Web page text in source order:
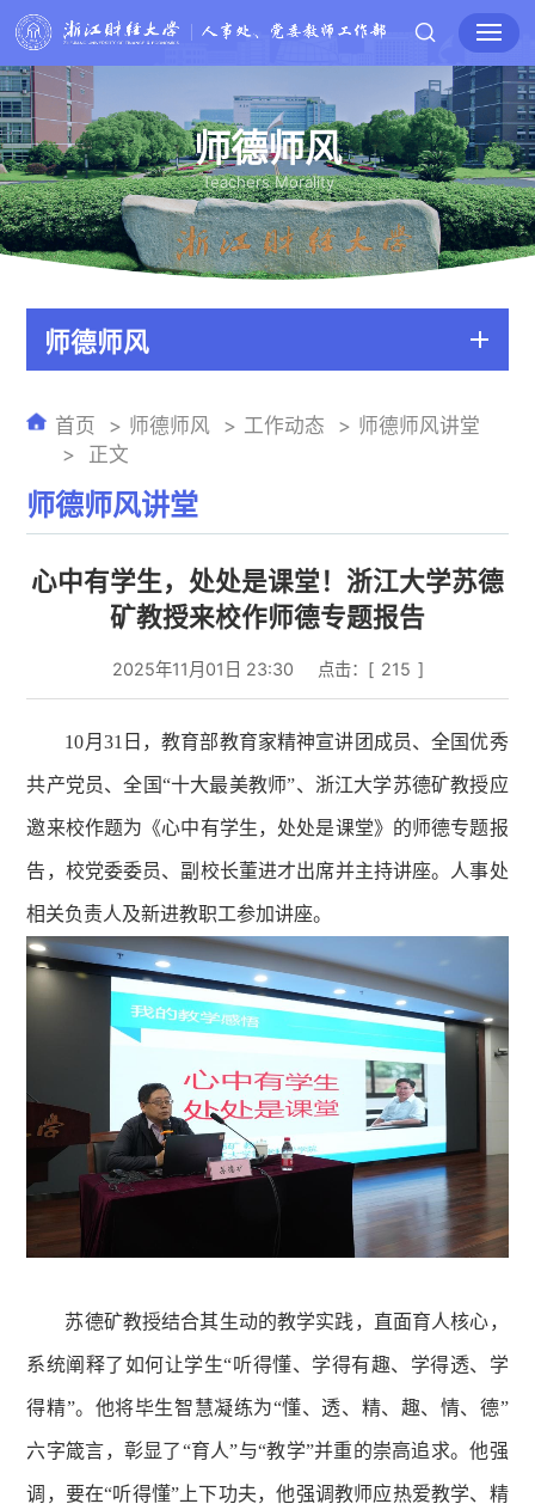
师德师风
Teachers Morality
师德师风
师德师风讲堂
首页 师德师风 工作动态
师德师风讲堂
正文
心中有学生，处处是课堂！浙江大学苏德
矿教授来校作师德专题报告
2025年11月01日 23:30 点击：[ 215 ]
10月31日，教育部教育家精神宣讲团成员、全国优秀
共产党员、全国“十大最美教师”、浙江大学苏德矿教授应
邀来校作题为《心中有学生，处处是课堂》的师德专题报
告，校党委委员、副校长董进才出席并主持讲座。人事处
相关负责人及新进教职工参加讲座。
苏德矿教授结合其生动的教学实践，直面育人核心，
系统阐释了如何让学生“听得懂、学得有趣、学得透、学
得精”。他将毕生智慧凝练为“懂、透、精、趣、情、德”
六字箴言，彰显了“育人”与“教学”并重的崇高追求。他强
调，要在“听得懂”上下功夫，他强调教师应热爱教学、精